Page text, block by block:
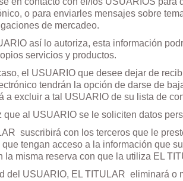
o para enviarles mensajes sobre
de mercadeo.
así lo autoriza, esta información
servicios y productos.
el USUARIO que desee dejar de
tendrán la opción de darse de
a excluir a tal USUARIO de su lista de
que al USUARIO se le soliciten datos
suscribirá con los terceros que le
que tengan acceso a la información que
la misma reserva con que la utiliza EL
del USUARIO, EL TITULAR eliminará o